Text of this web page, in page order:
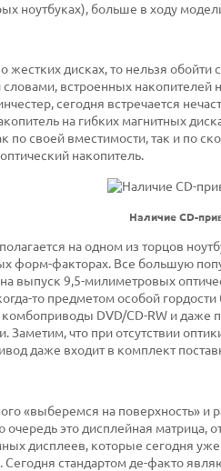
ноутбуках), больше в ходу
жестких дисках, то нельзя
встроенных
сегодня встречается
на гибких магнитных
по своей вместимости, так и по
накопитель.
Наличие CD-
на одном из торцов
форм-факторах. Все большую
выпуск 9,5-милиметровых
то предметом особой
DVD/CD-RW и даже
Заметим, что при отсутствии
даже входит в комплект
«выберемся на поверхность»
очередь это дисплейная матрица,
дисплеев, которые сегодня
Сегодня стандартом де-факто